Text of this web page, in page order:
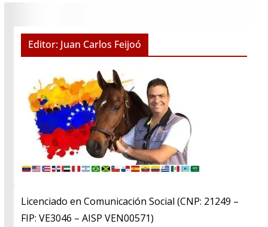
Editor: Juan Carlos Feijoó
Licenciado en Comunicación Social (CNP: 21249 –
FIP: VE3046 – AISP VEN00571)